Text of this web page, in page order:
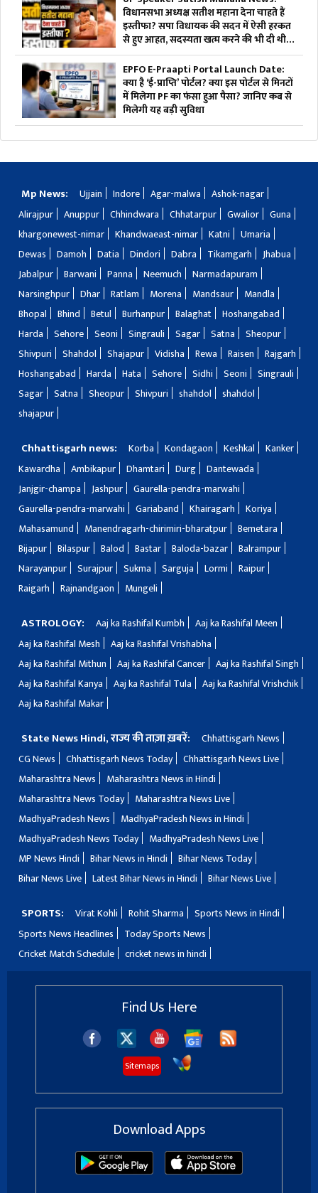
विधानसभा अध्यक्ष सतीश महाना देना चाहते हैं
इस्तीफा? सपा विधायक की सदन में ऐसी हरकत
से हुए आहत, सदस्यता खत्म करने की भी दी थी
चेतावनी
EPFO E-Praapti Portal Launch Date:
क्या है ‘ई-प्राप्ति’ पोर्टल? क्या इस पोर्टल से मिनटों
में मिलेगा PF का फंसा हुआ पैसा? जानिए कब से
मिलेगी यह बड़ी सुविधा
Mp News: Ujjain Indore Agar-malwa
Ashok-nagar
Alirajpur
Anuppur Chhindwara Chhatarpur Gwalior
Guna
khargonewest-nimar
Khandwaeast-nimar Katni
Umaria
Dewas
Damoh Datia Dindori Dabra Tikamgarh
Jhabua
Jabalpur
Barwani Panna Neemuch
Narmadapuram
Narsinghpur
Dhar Ratlam Morena Mandsaur
Mandla
Bhopal
Bhind Betul Burhanpur Balaghat
Hoshangabad
Harda
Sehore Seoni Singrauli Sagar Satna
Sheopur
Shivpuri
Shahdol Shajapur Vidisha Rewa Raisen
Rajgarh
Hoshangabad
Harda Hata Sehore Sidhi Seoni
Singrauli
Sagar
Satna Sheopur Shivpuri shahdol
shahdol
shajapur
Chhattisgarh news: Korba Kondagaon Keshkal
Kanker
Kawardha
Ambikapur Dhamtari Durg
Dantewada
Janjgir-champa
Jashpur
Gaurella-pendra-marwahi
Gaurella-pendra-marwahi
Gariaband Khairagarh
Koriya
Mahasamund
Manendragarh-chirimiri-bharatpur
Bemetara
Bijapur
Bilaspur Balod Bastar Baloda-bazar
Balrampur
Narayanpur
Surajpur Sukma Sarguja Lormi
Raipur
Raigarh
Rajnandgaon Mungeli
ASTROLOGY: Aaj ka Rashifal Kumbh
Aaj ka Rashifal Meen
Aaj ka Rashifal Mesh
Aaj ka Rashifal Vrishabha
Aaj ka Rashifal Mithun
Aaj ka Rashifal Cancer
Aaj ka Rashifal Singh
Aaj ka Rashifal Kanya
Aaj ka Rashifal Tula
Aaj ka Rashifal Vrishchik
Aaj ka Rashifal Makar
State News Hindi, राज्य की ताज़ा ख़बरें:
Chhattisgarh News
CG News
Chhattisgarh News Today
Chhattisgarh News Live
Maharashtra News
Maharashtra News in Hindi
Maharashtra News Today
Maharashtra News Live
MadhyaPradesh News
MadhyaPradesh News in Hindi
MadhyaPradesh News Today
MadhyaPradesh News Live
MP News Hindi
Bihar News in Hindi
Bihar News Today
Bihar News Live
Latest Bihar News in Hindi Bihar News Live
SPORTS: Virat Kohli Rohit Sharma
Sports News in Hindi
Sports News Headlines
Today Sports News
Cricket Match Schedule
cricket news in hindi
Find Us Here
Sitemaps
Download Apps